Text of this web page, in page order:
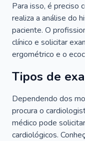
Para isso, é preciso
realiza a análise do
paciente. O
clínico e solicitar
ergométrico e o
Tipos de
Dependendo dos
procura o
médico pode
cardiológicos.